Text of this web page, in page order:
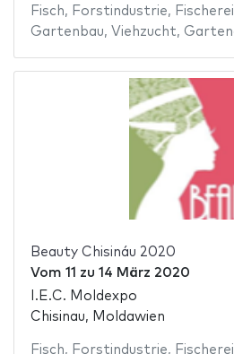
Fisch, Forstindustrie, Fischerei
Gartenbau, Viehzucht,
Beauty Chisináu 2020
Vom 11 zu 14 März 2020
I.E.C. Moldexpo
Chisinau, Moldawien
Fisch, Forstindustrie, Fischerei